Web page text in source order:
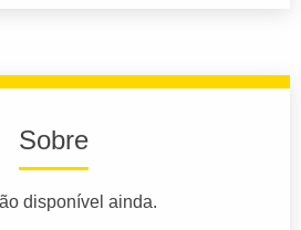
Sobre
disponível ainda.